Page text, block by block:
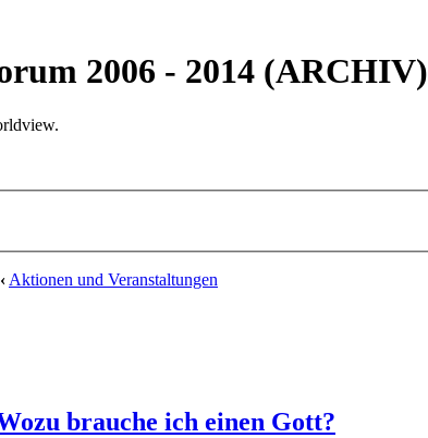
2006 - 2014 (ARCHIV)
‹Aktionen und Veranstaltungen
brauche ich einen Gott?